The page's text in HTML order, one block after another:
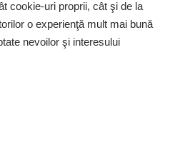
cookie-uri proprii, cât şi de la
o experienţă mult mai bună
nevoilor şi interesului